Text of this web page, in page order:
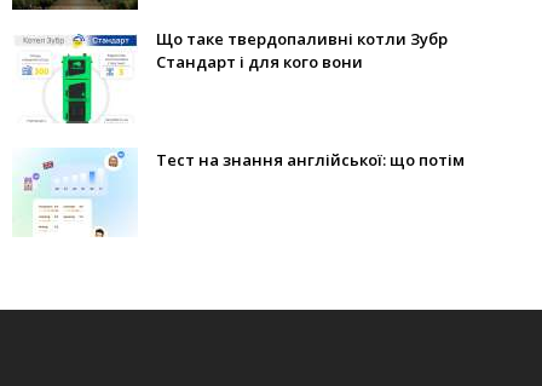
Що таке твердопаливні котли Зубр
Стандарт і для кого вони
Тест на знання англійської: що потім